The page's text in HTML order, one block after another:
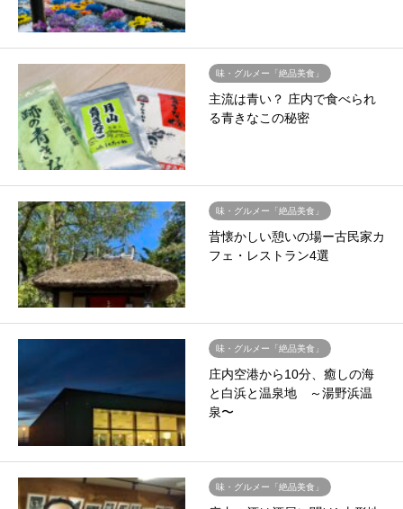
味・グルメー「絶品美食」
主流は青い？ 庄内で食べられ
る青きなこの秘密
味・グルメー「絶品美食」
昔懐かしい憩いの場ー古民家カ
フェ・レストラン4選
味・グルメー「絶品美食」
庄内空港から10分、癒しの海
と白浜と温泉地 ～湯野浜温
泉〜
味・グルメー「絶品美食」